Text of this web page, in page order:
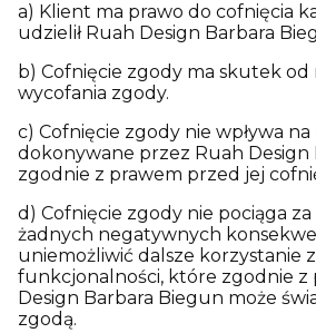
a) Klient ma prawo do cofnięcia
udzielił Ruah Design Barbara
b) Cofnięcie zgody ma skutek
wycofania zgody.
c) Cofnięcie zgody nie wpływa
dokonywane przez Ruah Design
zgodnie z prawem przed jej
d) Cofnięcie zgody nie pociąga
żadnych negatywnych
uniemożliwić dalsze korzystanie
funkcjonalności, które zgodnie z
Design Barbara Biegun może
zgodą.